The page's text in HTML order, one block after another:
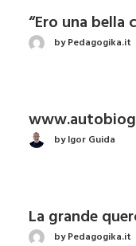
“Ero una
by Pedagogika.it
by Igor Guida
La grande
by Pedagogika.it